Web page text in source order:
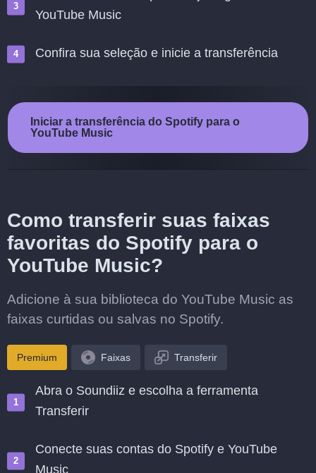
YouTube Music
Confira sua seleção e inicie a transferência
Iniciar a transferência do Spotify para o
YouTube Music
Como transferir suas faixas
favoritas do Spotify para o
YouTube Music?
Adicione à sua biblioteca do YouTube Music as
faixas curtidas ou salvas no Spotify.
Premium Faixas Transferir
Abra o Soundiiz e escolha a ferramenta
Transferir
Conecte suas contas do Spotify e YouTube
Music